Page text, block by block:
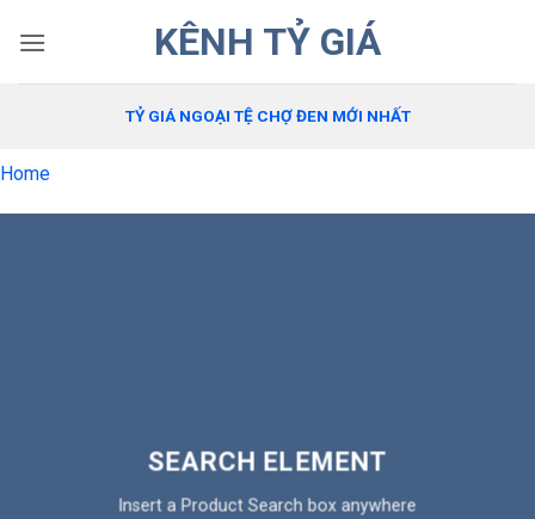
qua
KÊNH TỶ GIÁ
TỶ GIÁ NGOẠI TỆ CHỢ ĐEN MỚI NHẤT
Home
SEARCH ELEMENT
Insert a Product Search box anywhere